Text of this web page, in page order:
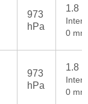
973
hPa
1.8
0
973
hPa
1.8
0